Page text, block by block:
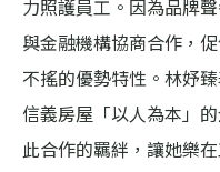
力照護員工。因為品牌
與金融機構協商合作，
不搖的優勢特性。林妤
信義房屋「以人為本」
此合作的羈絆，讓她樂